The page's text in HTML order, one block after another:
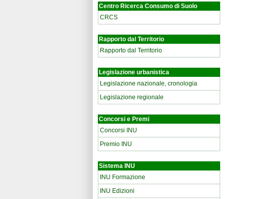
Centro Ricerca Consumo di Suolo
CRCS
Rapporto dal Territorio
Rapporto dal Territorio
Legislazione urbanistica
Legislazione nazionale, cronologia
Legislazione regionale
Concorsi e Premi
Concorsi INU
Premio INU
Sistema INU
INU Formazione
INU Edizioni